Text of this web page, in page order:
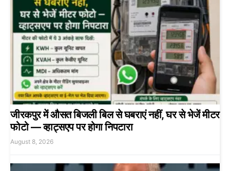
जीरकपुर में औसत बिजली बिल से घबराएं नहीं, घर से भेजें मीटर
फोटो — व्हाट्सएप पर होगा निपटारा
August 8, 2026